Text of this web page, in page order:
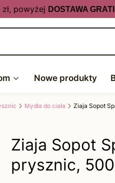
powyżej DOSTAWA
Nowe produkty
Mydła do ciała Ziaja Sopot
Ziaja Sopot
prysznic,